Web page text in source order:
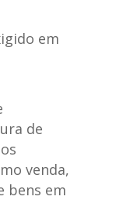
em
de
venda,
bens em